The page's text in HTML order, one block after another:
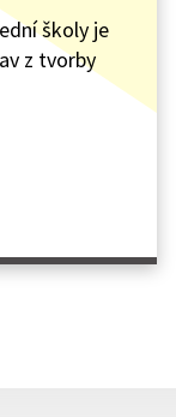
školy je
z tvorby